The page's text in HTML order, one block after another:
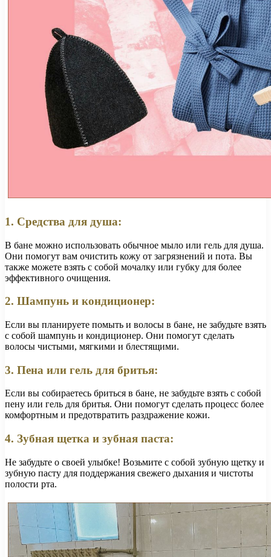
1. Средства для душа:
В бане можно использовать обычное мыло или гель для душа.
Они помогут вам очистить кожу от загрязнений и пота. Вы
также можете взять с собой мочалку или губку для более
эффективного очищения.
2. Шампунь и кондиционер:
Если вы планируете помыть и волосы в бане, не забудьте взять
с собой шампунь и кондиционер. Они помогут сделать
волосы чистыми, мягкими и блестящими.
3. Пена или гель для бритья:
Если вы собираетесь бриться в бане, не забудьте взять с собой
пену или гель для бритья. Они помогут сделать процесс более
комфортным и предотвратить раздражение кожи.
4. Зубная щетка и зубная паста:
Не забудьте о своей улыбке! Возьмите с собой зубную щетку и
зубную пасту для поддержания свежего дыхания и чистоты
полости рта.